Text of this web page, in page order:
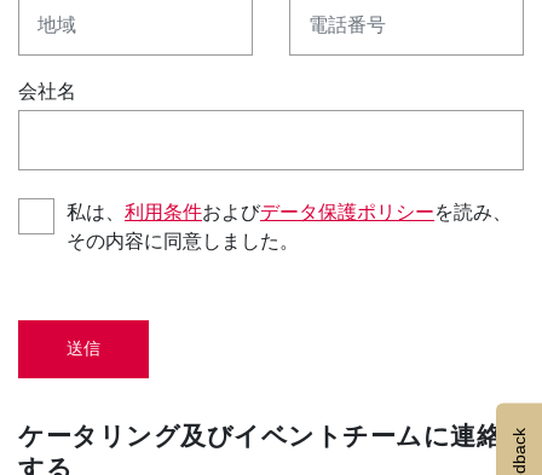
会社名
私は、 利用条件およびデータ保護ポリシーを読み、
その内容に同意しました。
送信
ケータリング及びイベントチームに連絡
する